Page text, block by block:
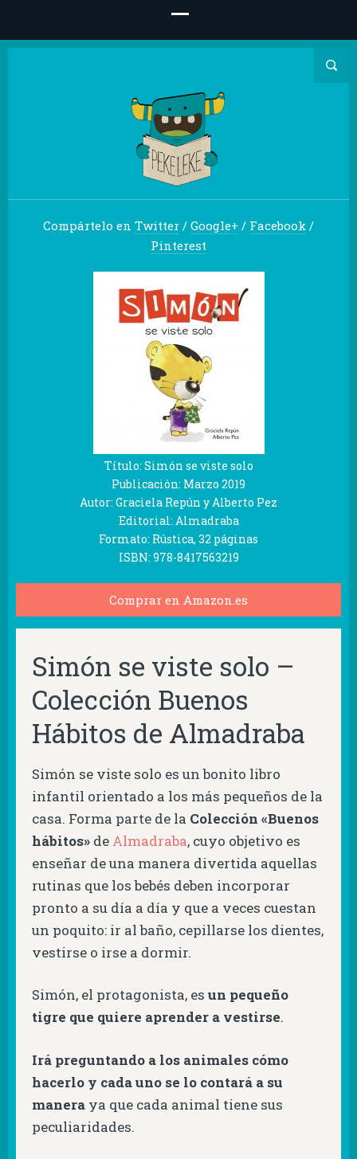
Compártelo en Twitter / Google+ / Facebook /
Pinterest
Título: Simón se viste solo
Publicación: Marzo 2019
Autor: Graciela Repún y Alberto Pez
Editorial: Almadraba
Formato: Rústica, 32 páginas
ISBN: 978-8417563219
Comprar en Amazon.es
Simón se viste solo –
Colección Buenos
Hábitos de Almadraba
Simón se viste solo es un bonito libro
infantil orientado a los más pequeños de la
casa. Forma parte de la Colección «Buenos
hábitos» de Almadraba, cuyo objetivo es
enseñar de una manera divertida aquellas
rutinas que los bebés deben incorporar
pronto a su día a día y que a veces cuestan
un poquito: ir al baño, cepillarse los dientes,
vestirse o irse a dormir.
Simón, el protagonista, es un pequeño
tigre que quiere aprender a vestirse.
Irá preguntando a los animales cómo
hacerlo y cada uno se lo contará a su
manera ya que cada animal tiene sus
peculiaridades.